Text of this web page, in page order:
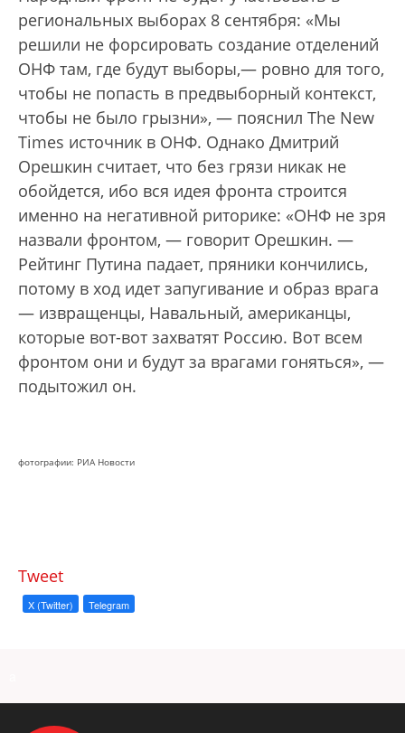
региональных выборах 8 сентября: «Мы
решили не форсировать создание отделений
ОНФ там, где будут выборы,— ровно для того,
чтобы не попасть в предвыборный контекст,
чтобы не было грызни», — пояснил The New
Times источник в ОНФ. Однако Дмитрий
Орешкин считает, что без грязи никак не
обойдется, ибо вся идея фронта строится
именно на негативной риторике: «ОНФ не зря
назвали фронтом, — говорит Орешкин. —
Рейтинг Путина падает, пряники кончились,
потому в ход идет запугивание и образ врага
— извращенцы, Навальный, американцы,
которые вот-вот захватят Россию. Вот всем
фронтом они и будут за врагами гоняться», —
подытожил он.
фотографии: РИА Новости
Tweet
X (Twitter) Telegram